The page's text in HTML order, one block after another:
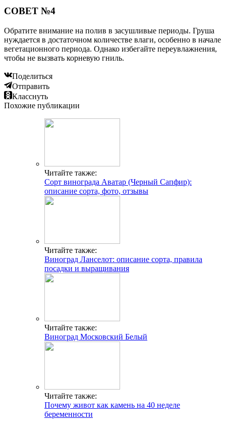
СОВЕТ №4
Обратите внимание на полив в засушливые периоды. Груша
нуждается в достаточном количестве влаги, особенно в начале
вегетационного периода. Однако избегайте переувлажнения,
чтобы не вызвать корневую гниль.
Поделиться
Отправить
Класснуть
Похожие публикации
Читайте также:
Сорт винограда Аватар (Черный Сапфир):
описание сорта, фото, отзывы
Читайте также:
Виноград Ланселот: описание сорта, правила
посадки и выращивания
Читайте также:
Виноград Московский Белый
Читайте также:
Почему живот как камень на 40 неделе
беременности